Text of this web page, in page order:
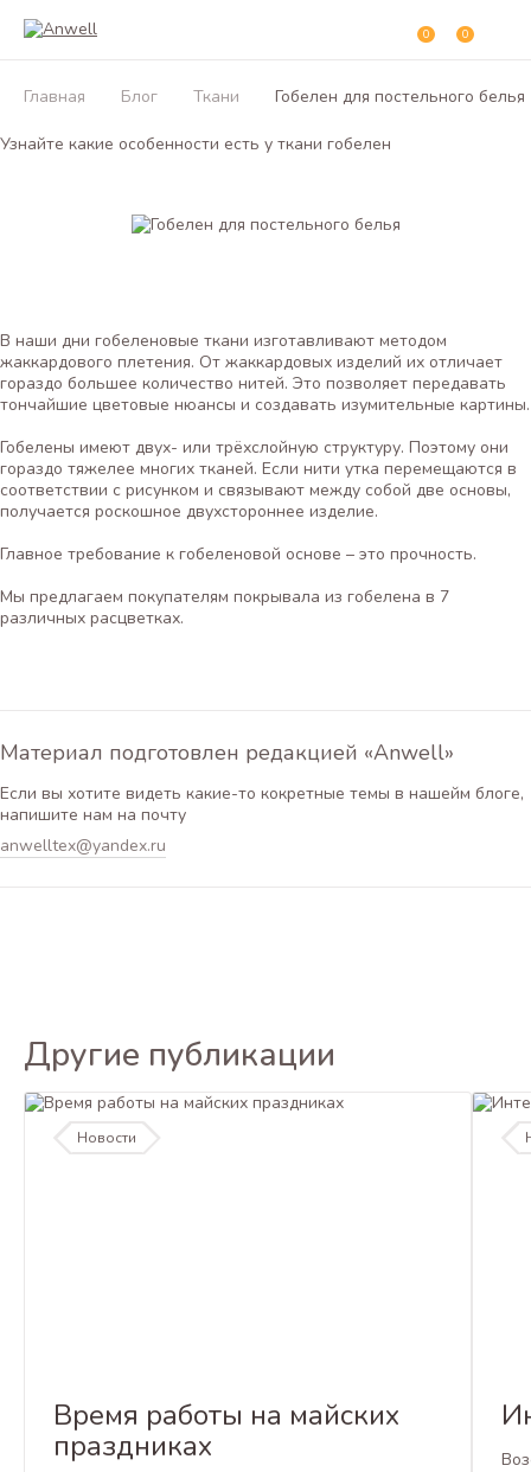
0 0
Главная Блог Ткани Гобелен для постельного белья
Узнайте какие особенности есть у ткани гобелен
В наши дни гобеленовые ткани изготавливают методом
жаккардового плетения. От жаккардовых изделий их отличает
гораздо большее количество нитей. Это позволяет передавать
тончайшие цветовые нюансы и создавать изумительные картины.
Гобелены имеют двух- или трёхслойную структуру. Поэтому они
гораздо тяжелее многих тканей. Если нити утка перемещаются в
соответствии с рисунком и связывают между собой две основы,
получается роскошное двухстороннее изделие.
Главное требование к гобеленовой основе – это прочность.
Мы предлагаем покупателям покрывала из гобелена в 7
различных расцветках.
Материал подготовлен редакцией «Anwell»
Если вы хотите видеть какие-то кокретные темы в нашейм блоге,
напишите нам на почту
anwelltex@yandex.ru
Другие публикации
Новости
Время работы на майских
праздниках